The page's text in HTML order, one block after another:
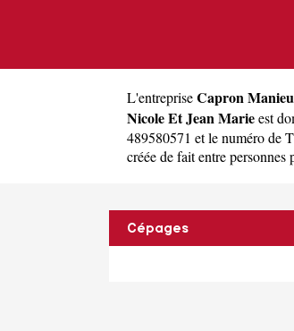
L'entrepriseCapron
Nicole Et Jean Marieest
489580571 et le numéro de
créée de fait entre personnes
Cépages